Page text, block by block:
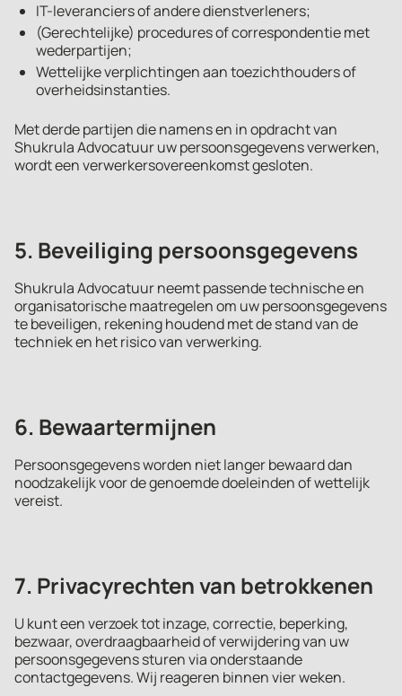
IT-leveranciers of andere dienstverleners;
(Gerechtelijke) procedures of correspondentie met
wederpartijen;
Wettelijke verplichtingen aan toezichthouders of
overheidsinstanties.
Met derde partijen die namens en in opdracht van
Shukrula Advocatuur uw persoonsgegevens verwerken,
wordt een verwerkersovereenkomst gesloten.
5. Beveiliging persoonsgegevens
Shukrula Advocatuur neemt passende technische en
organisatorische maatregelen om uw persoonsgegevens
te beveiligen, rekening houdend met de stand van de
techniek en het risico van verwerking.
6. Bewaartermijnen
Persoonsgegevens worden niet langer bewaard dan
noodzakelijk voor de genoemde doeleinden of wettelijk
vereist.
7. Privacyrechten van betrokkenen
U kunt een verzoek tot inzage, correctie, beperking,
bezwaar, overdraagbaarheid of verwijdering van uw
persoonsgegevens sturen via onderstaande
contactgegevens. Wij reageren binnen vier weken.